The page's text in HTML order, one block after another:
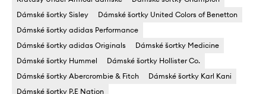
Dámské šortky Sisley
Dámské šortky United Colors of Benetton
Dámské šortky adidas Performance
Dámské šortky adidas Originals
Dámské šortky Medicine
Dámské šortky Hummel
Dámské šortky Hollister Co.
Dámské šortky Abercrombie & Fitch
Dámské šortky Karl Kani
Dámské šortky P.E Nation